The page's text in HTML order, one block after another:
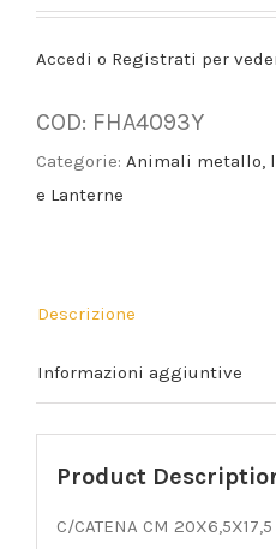
Accedi o Registrati per
COD: FHA4093Y
Categorie: Animali metallo,
e Lanterne
Descrizione
Informazioni aggiuntive
Product
C/CATENA CM 20X6,5X17,5